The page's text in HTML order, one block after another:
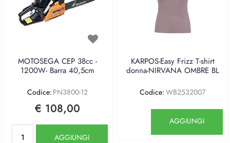
MOTOSEGA CEP 38cc -
1200W- Barra 40,5cm
Codice: PN3800-12
€ 108,00
AGGIUNGI
KARPOS-Easy Frizz T-shirt
donna-NIRVANA OMBRE BL
Codice: WB2532007
AGGIUNGI